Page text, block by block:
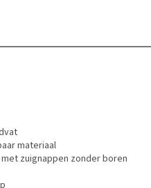
materiaal
zuignappen zonder boren